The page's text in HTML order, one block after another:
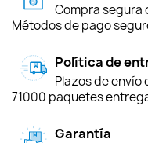
Compra segura
Métodos de pago
Política de
Plazos de
71000 paquetes
Garantía